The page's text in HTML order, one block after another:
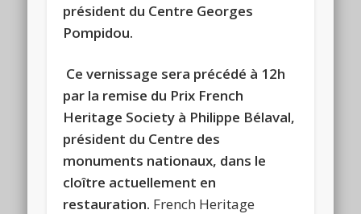
président du Centre Georges
Pompidou.
Ce vernissage sera précédé à 12h
par la remise du Prix French
Heritage Society à Philippe Bélaval,
président du Centre des
monuments nationaux, dans le
cloître actuellement en
restauration. French Heritage